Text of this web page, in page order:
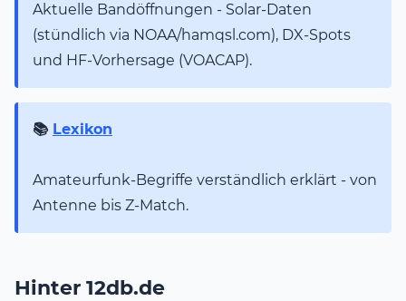
Aktuelle Bandöffnungen - Solar-Daten
(stündlich via NOAA/hamqsl.com), DX-Spots
und HF-Vorhersage (VOACAP).
📚 Lexikon
Amateurfunk-Begriffe verständlich erklärt - von
Antenne bis Z-Match.
Hinter 12db.de